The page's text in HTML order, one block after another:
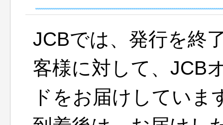
JCBでは、発行を終
客様に対して、JCB
ドをお届けしていま